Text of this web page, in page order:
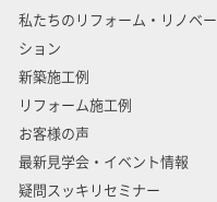
私たちのリフォーム・リノベー
ション
新築施工例
リフォーム施工例
お客様の声
最新見学会・イベント情報
疑問スッキリセミナー